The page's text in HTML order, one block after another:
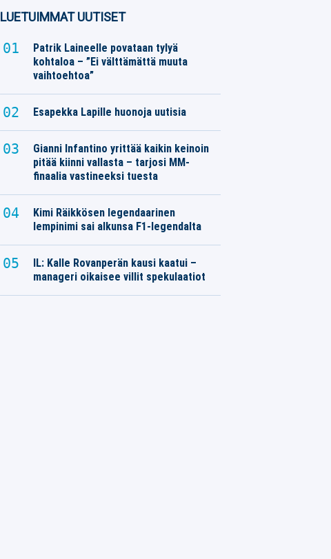
LUETUIMMAT UUTISET
Patrik Laineelle povataan tylyä
kohtaloa – ”Ei välttämättä muuta
vaihtoehtoa”
Esapekka Lapille huonoja uutisia
Gianni Infantino yrittää kaikin keinoin
pitää kiinni vallasta – tarjosi MM-
finaalia vastineeksi tuesta
Kimi Räikkösen legendaarinen
lempinimi sai alkunsa F1-legendalta
IL: Kalle Rovanperän kausi kaatui –
manageri oikaisee villit spekulaatiot